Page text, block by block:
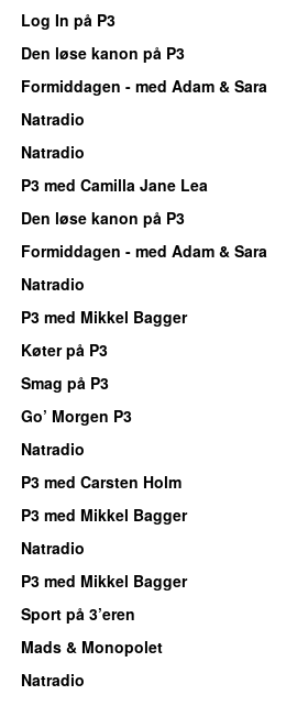
Log In på P3
Den løse kanon på P3
Formiddagen - med Adam & Sara
Natradio
Natradio
P3 med Camilla Jane Lea
Den løse kanon på P3
Formiddagen - med Adam & Sara
Natradio
P3 med Mikkel Bagger
Køter på P3
Smag på P3
Go’ Morgen P3
Natradio
P3 med Carsten Holm
P3 med Mikkel Bagger
Natradio
P3 med Mikkel Bagger
Sport på 3’eren
Mads & Monopolet
Natradio